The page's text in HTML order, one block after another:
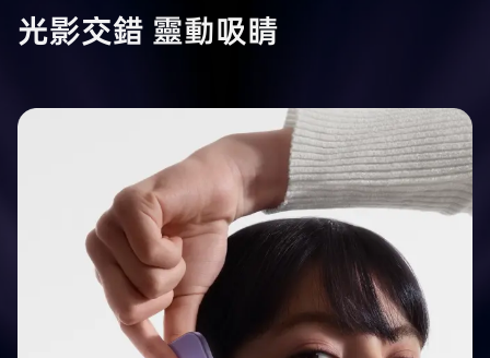
光影交錯 靈動吸睛